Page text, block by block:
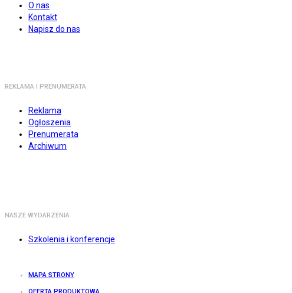
O nas
Kontakt
Napisz do nas
REKLAMA I PRENUMERATA
Reklama
Ogłoszenia
Prenumerata
Archiwum
NASZE WYDARZENIA
Szkolenia i konferencje
MAPA STRONY